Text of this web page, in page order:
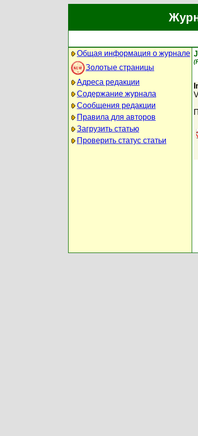
Общая информация о журнале
Золотые страницы
Адреса редакции
Содержание журнала
Сообщения редакции
Правила для авторов
Загрузить статью
Проверить статус статьи